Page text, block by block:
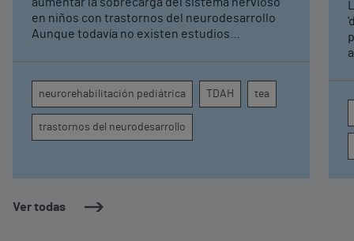
Ver todas
pediátrica de Vithas
en niños con trastornos del neurodesarrollo
Aunque todavía no existen estudios
atención, la regulación emocional y la
conducta
neurorehabilitación pediátrica TDAH tea
trastornos del neurodesarrollo